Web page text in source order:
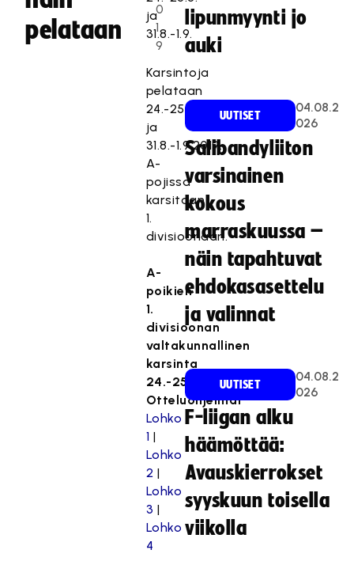
pelataan
0
1
9
ja
31.8.-1.9.
Karsintoja
pelataan
24.-25.8.
ja
31.8.-1.9.2019.
A-
pojissa
karsitaan
1.
divisioonaan.
A-
poikien
1.
divisioonan
valtakunnallinen
karsinta
24.-25.8.2019
Otteluohjelmat
Lohko
1 |
Lohko
2 |
Lohko
3 |
Lohko
4
lipunmyynti jo
auki
UUTISET
04.08.2
026
Salibandyliiton
varsinainen
kokous
marraskuussa –
näin tapahtuvat
ehdokasasettelu
ja valinnat
UUTISET
04.08.2
026
F-liigan alku
häämöttää:
Avauskierrokset
syyskuun toisella
viikolla